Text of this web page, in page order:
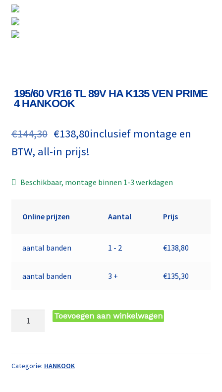
195/60 VR16 TL 89V HA K135 VEN PRIME
4 HANKOOK
€144,30 €138,80inclusief montage en
BTW, all-in prijs!
Beschikbaar, montage binnen 1-3 werkdagen
Online prijzen Aantal Prijs
aantal banden 1 - 2 €138,80
aantal banden 3 + €135,30
HA
Toevoegen aan winkelwagen
Categorie: HANKOOK